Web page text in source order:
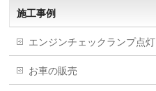
施工事例
エンジンチェックランプ点灯
お車の販売